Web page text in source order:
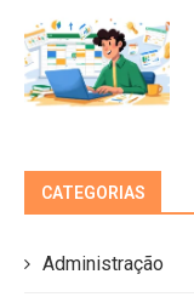
CATEGORIAS
Administração